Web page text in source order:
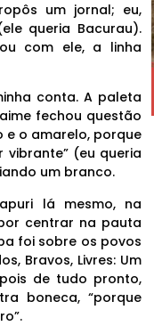
um jornal; eu,
queria Bacurau).
com ele, a linha
conta. A paleta
fechou questão
e o amarelo, porque
(eu queria
um branco.
lá mesmo, na
centrar na pauta
foi sobre os povos
Bravos, Livres: Um
de tudo pronto,
boneca, “porque